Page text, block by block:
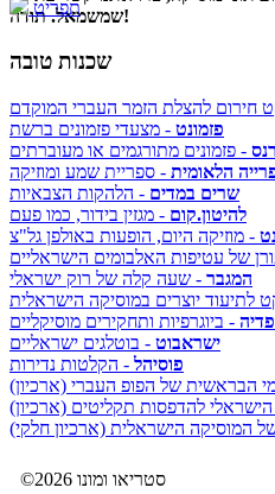
תפריט
שמשמאל. תודה!
שכנות טובה
חירום להצלת הזמר העברי המוקדם
פזמונט - מצעדי פזמונים ברשת
- פזמונים מתורגמים או מעוברתים
הלאומית - ספריית שמע ומוזיקה
שרים במדים - הלהקות הצבאיות
להיטון.קום - מגזין בידור, כמו פעם
- מוזיקה היום, הופעות באולפן גל"צ
של עטיפות האלבומים הישראליים
המגבר - שעה קלה של רוק ישראלי
לתיעוד יוצרים במוסיקה הישראלית
- ביוגרפיות ותחקירים מוסיקליים
ישראבוט - בוטלגים ישראליים
פוסיהל - הקלטות נדירות
הבראשית של הפופ העברי (ארכיון)
להדפסות תקליטים (ארכיון)
המוסיקה הישראלית (ארכיון חלקי)
©2026 סטריאו ומונו